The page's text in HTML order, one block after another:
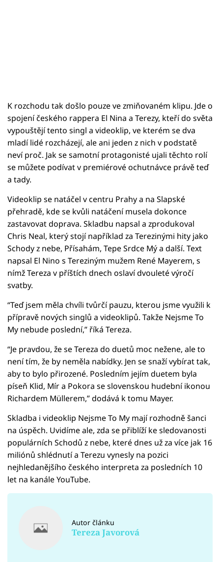
K rozchodu tak došlo pouze ve zmiňovaném klipu. Jde o
spojení českého rappera El Nina a Terezy, kteří do světa
vypouštějí tento singl a videoklip, ve kterém se dva
mladí lidé rozcházejí, ale ani jeden z nich v podstatě
neví proč. Jak se samotní protagonisté ujali těchto rolí
se můžete podívat v premiérové ochutnávce právě teď
a tady.
Videoklip se natáčel v centru Prahy a na Slapské
přehradě, kde se kvůli natáčení musela dokonce
zastavovat doprava. Skladbu napsal a zprodukoval
Chris Neal, který stojí například za Terezinými hity jako
Schody z nebe, Přísahám, Tepe Srdce Mý a další. Text
napsal El Nino s Tereziným mužem René Mayerem, s
nímž Tereza v příštích dnech oslaví dvouleté výročí
svatby.
“Teď jsem měla chvíli tvůrčí pauzu, kterou jsme využili k
přípravě nových singlů a videoklipů. Takže Nejsme To
My nebude poslední,” říká Tereza.
“Je pravdou, že se Tereza do duetů moc nežene, ale to
není tím, že by neměla nabídky. Jen se snaží vybírat tak,
aby to bylo přirozené. Posledním jejím duetem byla
píseň Klid, Mír a Pokora se slovenskou hudební ikonou
Richardem Müllerem,” dodává k tomu Mayer.
Skladba i videoklip Nejsme To My mají rozhodně šanci
na úspěch. Uvidíme ale, zda se přiblíží ke sledovanosti
populárních Schodů z nebe, které dnes už za více jak 16
miliónů shlédnutí a Terezu vynesly na pozici
nejhledanějšího českého interpreta za posledních 10
let na kanále YouTube.
Autor článku
Tereza Javorová